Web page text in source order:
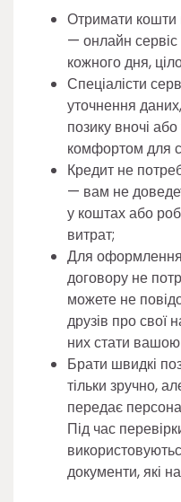
Отримати
— онлайн
кожного дня,
Спеціалісти
уточнення
позику вночі
комфортом для
Кредит не
— вам не
у коштах або
витрат;
Для оформлення
договору не
можете не
друзів про свої
них стати
Брати швидкі
тільки зручно,
передає
Під час
документи, які